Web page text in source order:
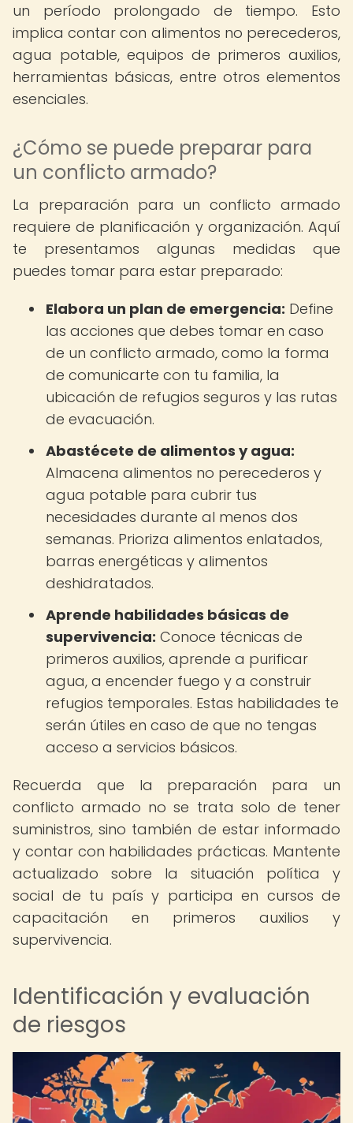
un período prolongado de tiempo. Esto
implica contar con alimentos no perecederos,
agua potable, equipos de primeros auxilios,
herramientas básicas, entre otros elementos
esenciales.
¿Cómo se puede preparar para
un conflicto armado?
La preparación para un conflicto armado
requiere de planificación y organización. Aquí
te presentamos algunas medidas que
puedes tomar para estar preparado:
Elabora un plan de emergencia: Define
las acciones que debes tomar en caso
de un conflicto armado, como la forma
de comunicarte con tu familia, la
ubicación de refugios seguros y las rutas
de evacuación.
Abastécete de alimentos y agua:
Almacena alimentos no perecederos y
agua potable para cubrir tus
necesidades durante al menos dos
semanas. Prioriza alimentos enlatados,
barras energéticas y alimentos
deshidratados.
Aprende habilidades básicas de
supervivencia: Conoce técnicas de
primeros auxilios, aprende a purificar
agua, a encender fuego y a construir
refugios temporales. Estas habilidades te
serán útiles en caso de que no tengas
acceso a servicios básicos.
Recuerda que la preparación para un
conflicto armado no se trata solo de tener
suministros, sino también de estar informado
y contar con habilidades prácticas. Mantente
actualizado sobre la situación política y
social de tu país y participa en cursos de
capacitación en primeros auxilios y
supervivencia.
Identificación y evaluación
de riesgos